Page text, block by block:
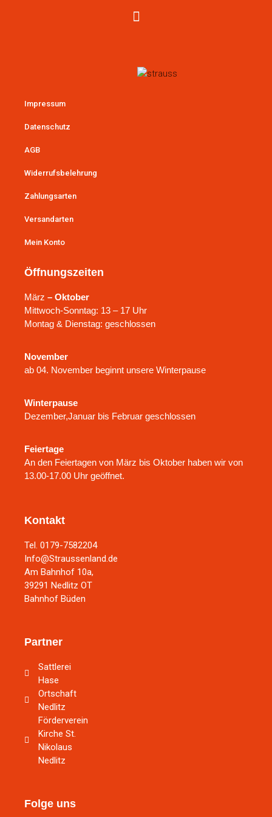
Kontakt
Tel. 0179-7582204
Info@Straussenland.de
Am Bahnhof 10a,
39291 Nedlitz OT
Bahnhof Büden
Partner
Sattlerei
Hase
Ortschaft
Nedlitz
Förderverein
Kirche St.
Nikolaus
Nedlitz
Folge uns
Öffnungszeiten
März – Oktober
Mittwoch-Sonntag: 13 – 17 Uhr
Montag & Dienstag: geschlossen
November
ab 04. November beginnt unsere Winterpause
Winterpause
Dezember,Januar bis Februar geschlossen
Feiertage
An den Feiertagen von März bis Oktober haben wir von
13.00-17.00 Uhr geöffnet.
Impressum
Datenschutz
AGB
Widerrufsbelehrung
Zahlungsarten
Versandarten
Mein Konto